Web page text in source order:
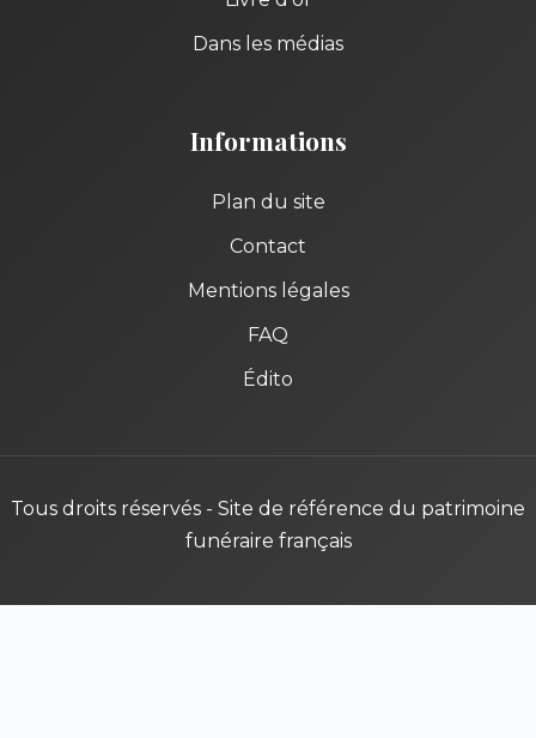
Dans les médias
Informations
Plan du site
Contact
Mentions légales
FAQ
Édito
Tous droits réservés - Site de référence du patrimoine
funéraire français